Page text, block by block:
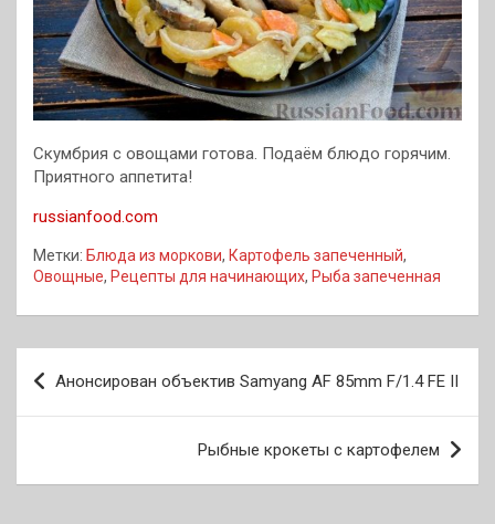
Скумбрия с овощами готова. Подаём блюдо горячим.
Приятного аппетита!
russianfood.com
Метки: Блюда из моркови, Картофель запеченный,
Овощные, Рецепты для начинающих, Рыба запеченная
Навигация
по
Анонсирован объектив Samyang AF 85mm F/1.4 FE II
Рыбные крокеты с картофелем